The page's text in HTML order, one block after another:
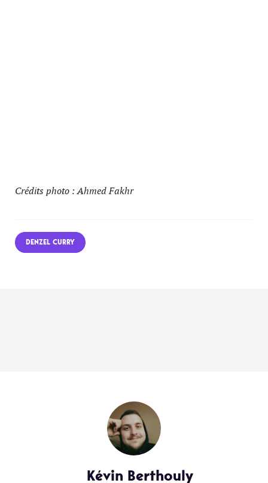
Crédits photo : Ahmed Fakhr
DENZEL CURRY
Kévin Berthouly